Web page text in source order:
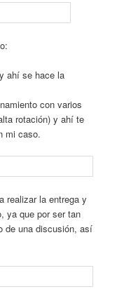
ahí se hace la
con varios
rotación) y ahí te
mi caso.
realizar la entrega y
ya que por ser tan
de una discusión, así